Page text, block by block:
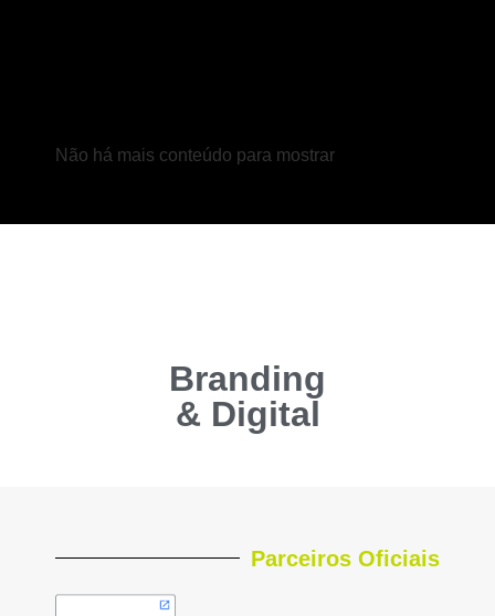
Não há mais conteúdo para mostrar
Branding
& Digital
Parceiros Oficiais